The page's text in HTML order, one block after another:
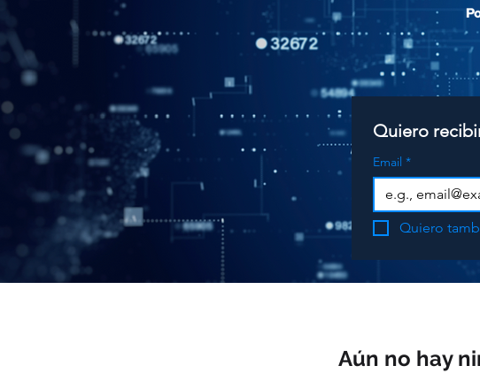
Quiero
Email *
Quiero
Aún no hay